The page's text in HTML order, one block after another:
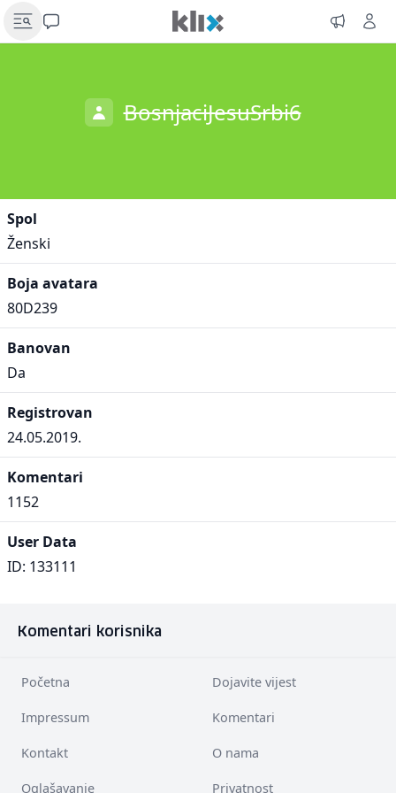
BosnjaciJesuSrbi6
Spol
Ženski
Boja avatara
80D239
Banovan
Da
Registrovan
24.05.2019.
Komentari
1152
User Data
ID: 133111
Komentari korisnika
Početna Dojavite vijest
Impressum Komentari
Kontakt O nama
Oglašavanje Privatnost